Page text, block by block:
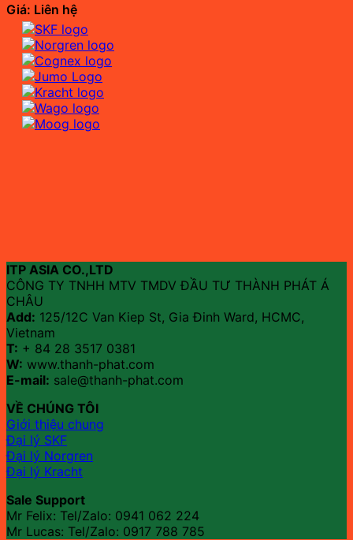
Giá: Liên hệ
ITP ASIA CO.,LTD
CÔNG TY TNHH MTV TMDV ĐẦU TƯ THÀNH PHÁT Á
CHÂU
Add: 125/12C Van Kiep St, Gia Đinh Ward, HCMC,
Vietnam
T: + 84 28 3517 0381
W: www.thanh-phat.com
E-mail: sale@thanh-phat.com
VỀ CHÚNG TÔI
Giới thiệu chung
Đại lý SKF
Đại lý Norgren
Đại lý Kracht
Sale Support
Mr Felix: Tel/Zalo: 0941 062 224
Mr Lucas: Tel/Zalo: 0917 788 785